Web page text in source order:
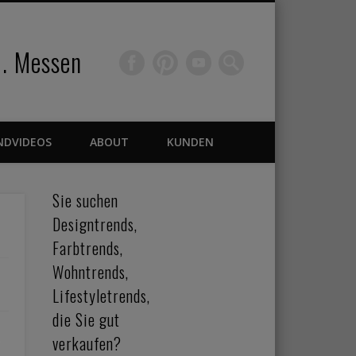
Messen
ABOUT KUNDEN
Sie suchen
Designtrends,
Farbtrends,
Wohntrends,
Lifestyletrends,
die Sie gut
verkaufen?